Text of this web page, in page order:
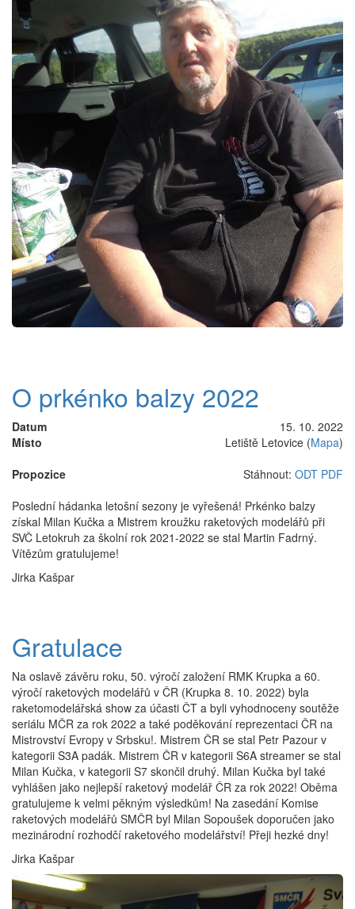
O prkénko balzy 2022
Datum
15. 10. 2022
Místo
Letiště Letovice (Mapa)
Propozice
Stáhnout: ODT PDF
Poslední hádanka letošní sezony je vyřešená! Prkénko balzy
získal Milan Kučka a Mistrem kroužku raketových modelářů při
SVČ Letokruh za školní rok 2021-2022 se stal Martin Fadrný.
Vítězům gratulujeme!
Jirka Kašpar
Gratulace
Na oslavě závěru roku, 50. výročí založení RMK Krupka a 60.
výročí raketových modelářů v ČR (Krupka 8. 10. 2022) byla
raketomodelářská show za účasti ČT a byli vyhodnoceny soutěže
seriálu MČR za rok 2022 a také poděkování reprezentaci ČR na
Mistrovství Evropy v Srbsku!. Mistrem ČR se stal Petr Pazour v
kategorii S3A padák. Mistrem ČR v kategorii S6A streamer se stal
Milan Kučka, v kategorii S7 skončil druhý. Milan Kučka byl také
vyhlášen jako nejlepší raketový modelář ČR za rok 2022! Oběma
gratulujeme k velmi pěkným výsledkům! Na zasedání Komise
raketových modelářů SMČR byl Milan Sopoušek doporučen jako
mezinárodní rozhodčí raketového modelářství! Přeji hezké dny!
Jirka Kašpar